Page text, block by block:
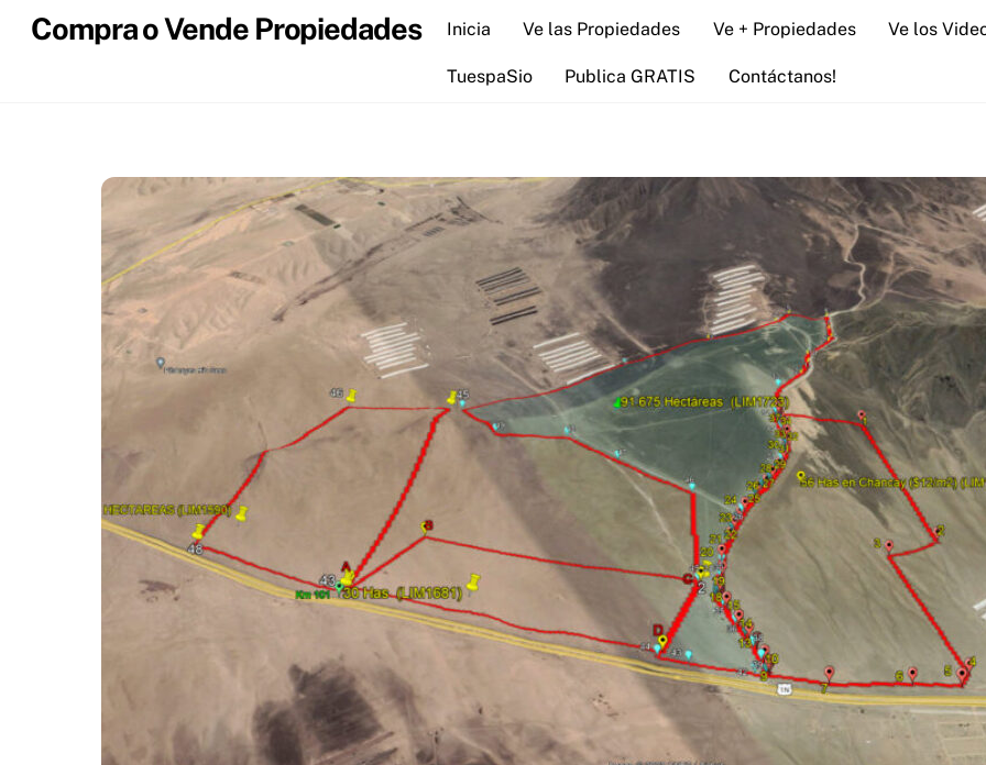
Compra o Vende Propiedades Inicia Ve las Propiedades Ve + Propiedades Ve los
TuespaSio Publica GRATIS Contáctanos!